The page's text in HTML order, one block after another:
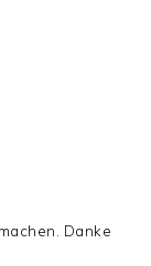
Danke